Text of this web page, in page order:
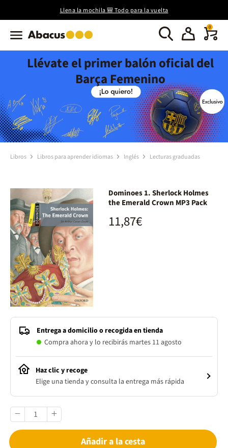
Llena la mochila 🎒 Todo para la vuelta
0
Llévate el primer balón oficial del
Barça Femenino
Libros Libros para aprender idiomas Inglés Lecturas graduadas
Dominoes 1. Sherlock Holmes
the Emerald Crown MP3 Pack
11,87€
Entrega a domicilio o recogida en tienda
Compra ahora y lo recibirás martes 11 agosto
Haz clic y recoge
Elige una tienda y consulta la entrega más rápida
Añadir a la cesta